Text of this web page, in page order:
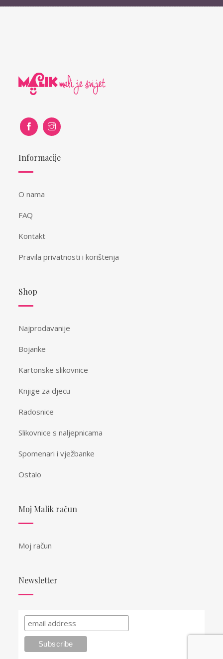
Informacije
O nama
FAQ
Kontakt
Pravila privatnosti i korištenja
Shop
Najprodavanije
Bojanke
Kartonske slikovnice
Knjige za djecu
Radosnice
Slikovnice s naljepnicama
Spomenari i vježbanke
Ostalo
Moj Malik račun
Moj račun
Newsletter